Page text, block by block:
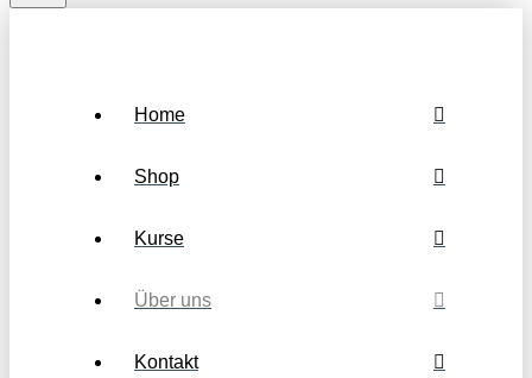
Home
Shop
Kurse
Über uns
Kontakt